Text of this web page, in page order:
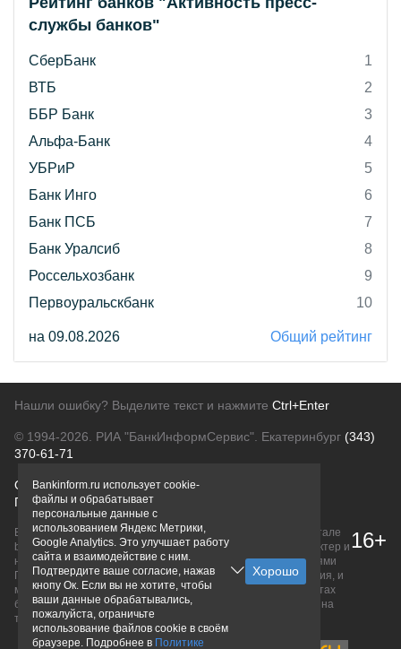
службы банков"
СберБанк
1
ВТБ
2
ББР Банк
3
Альфа-Банк
4
УБРиР
5
Банк Инго
6
Банк ПСБ
7
Банк Уралсиб
8
Россельхозбанк
9
Первоуральскбанк
10
на 09.08.2026 Общий рейтинг
Нашли ошибку? Выделите текст и нажмите Ctrl+Enter
© 1994-2026. РИА "БанкИнформСервис". Екатеринбург (343)
370-61-71
О проектеПолитика конфиденциальности
Правовая информацияДля рекламодателей
Вся информация о продуктах банков, размещенная на портале
bankinform.ru, носит исключительно ознакомительный характер и
не является публичной офертой, определяемой положениями
ГК РФ. Информация не содержит точного и полного описания, и
может быть изменена. Конечные условия уточняйте на сайтах
банков или при личном обращении. Исключительное право на
товарные знаки принадлежит их правообладателям.
16+
Bankinform.ru использует cookie-
файлы и обрабатывает
персональные данные с
использованием Яндекс Метрики,
Google Analytics. Это улучшает работу
сайта и взаимодействие с ним.
Подтвердите ваше согласие, нажав
кнопу Ок. Если вы не хотите, чтобы
ваши данные обрабатывались,
пожалуйста, ограничьте
использование файлов cookie в своём
браузере. Подробнее в Политике